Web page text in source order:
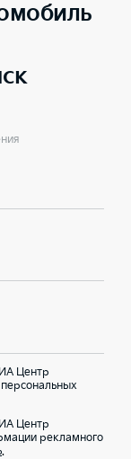
Центр
Центр
рекламного
.